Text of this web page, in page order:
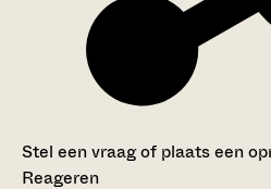
Stel een vraag of plaats een
Reageren